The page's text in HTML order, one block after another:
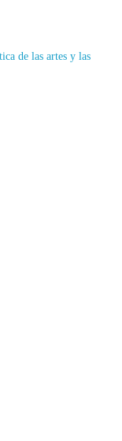
de las artes y las